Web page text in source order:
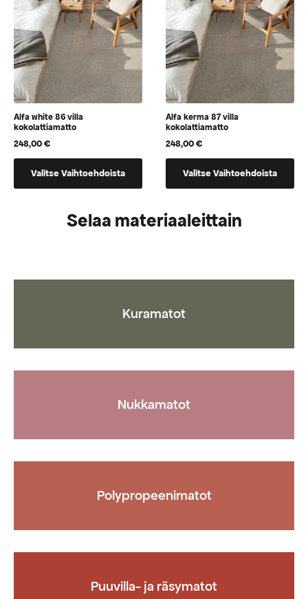
tuotteen
sivulla
tuotteen
sivulla
Alfa white 86 villa
kokolattiamatto
248,00€
Valitse Vaihtoehdoista
vaihtoehtoja,
tuotteen
Alfa kerma 87 villa
kokolattiamatto
248,00€
Valitse Vaihtoehdoista
vaihtoehtoja,
jotka
tuotteen
Selaa materiaaleittain
Kuramatot
Nukkamatot
Polypropeenimatot
Puuvilla- ja räsymatot